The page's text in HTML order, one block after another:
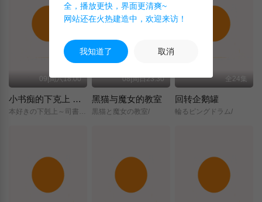
09|周六18:00
小书痴的下克上 〜为了成为图书管理员而不择手段〜 领主的养女
本好きの下剋上～司書になるためには手段を選んでいられません～/領主の養女/
08|周日23:30
黑猫与魔女的教室
黒猫と魔女の教室/
全24集
回转企鹅罐
輪るピングドラム/
全，播放更快，界面更清爽~
网站还在火热建造中，欢迎来访！
我知道了 取消